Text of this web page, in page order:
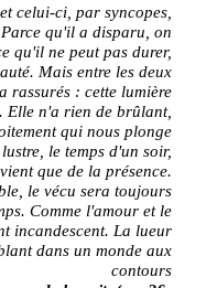
celui-ci, par syncopes,
qu'il a disparu, on
qu'il ne peut pas durer,
Mais entre les deux
rassurés : cette lumière
Elle n'a rien de brûlant,
qui nous plonge
le temps d'un soir,
que de la présence.
le vécu sera toujours
Comme l'amour et le
incandescent. La lueur
dans un monde aux
contours